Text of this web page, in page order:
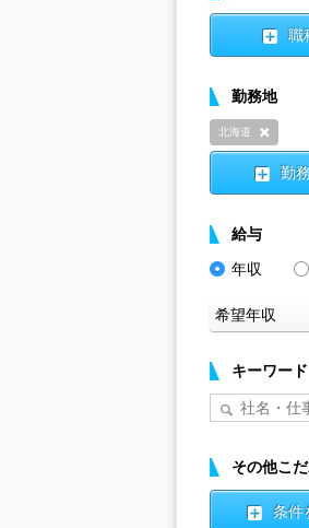
職
勤務地
北海道
勤
給与
年収
キーワード
その他こ
条件